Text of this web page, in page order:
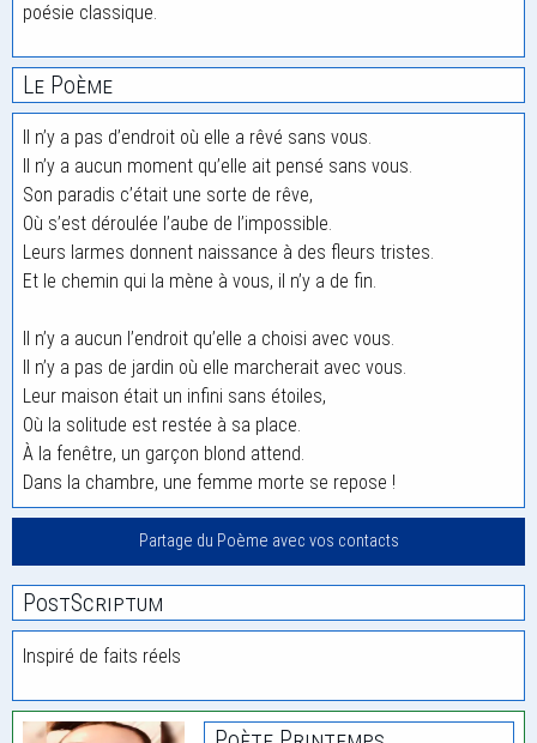
poésie classique.
Le Poème
Il n’y a pas d’endroit où elle a rêvé sans vous.
Il n’y a aucun moment qu’elle ait pensé sans vous.
Son paradis c’était une sorte de rêve,
Où s’est déroulée l’aube de l’impossible.
Leurs larmes donnent naissance à des fleurs tristes.
Et le chemin qui la mène à vous, il n’y a de fin.
Il n’y a aucun l’endroit qu’elle a choisi avec vous.
Il n’y a pas de jardin où elle marcherait avec vous.
Leur maison était un infini sans étoiles,
Où la solitude est restée à sa place.
À la fenêtre, un garçon blond attend.
Dans la chambre, une femme morte se repose !
Partage du Poème avec vos contacts
PostScriptum
Inspiré de faits réels